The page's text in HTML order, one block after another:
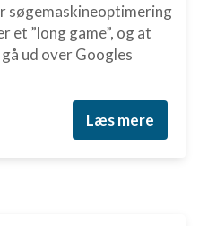
søgemaskineoptimering
et ”long game”, og at
ud over Googles
Læs mere